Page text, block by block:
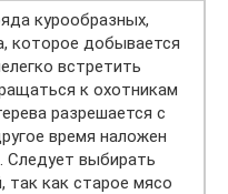
курообразных,
которое добывается
встретить
к охотникам
разрешается с
время наложен
Следует выбирать
так как старое мясо